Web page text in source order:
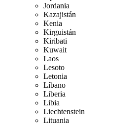
Jordania
Kazajistán
Kenia
Kirguistán
Kiribati
Kuwait
Laos
Lesoto
Letonia
Líbano
Liberia
Libia
Liechtenstein
Lituania